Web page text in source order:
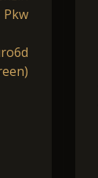
Pkw